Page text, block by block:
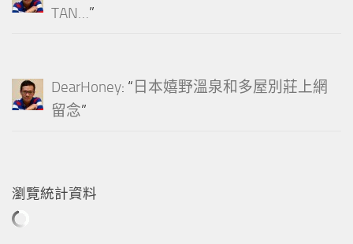
TAN…”
DearHoney: “ 日本嬉野溫泉和多屋別莊上網
留念”
瀏覽統計資料